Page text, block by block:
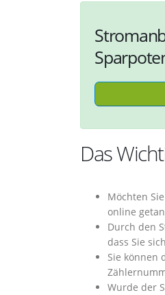
Das
Möchten
online
Durch den
dass Sie
Sie können
Wurde der